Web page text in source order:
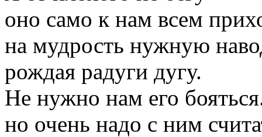
оно само к нам всем
на мудрость нужную
рождая радуги дугу.
Не нужно нам его
но очень надо с ним